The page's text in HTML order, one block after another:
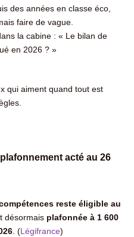
des années en classe éco,
faire de vague.
la cabine : « Le bilan de
en 2026 ? »
qui aiment quand tout est
acté au 26
reste éligible au
désormais plafonnée à 1 600
. (Légifrance)